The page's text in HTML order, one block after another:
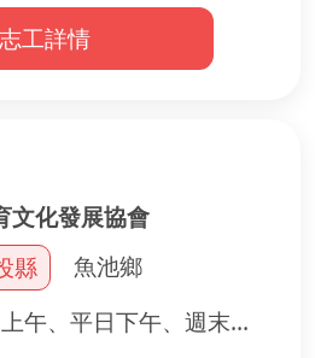
義賣品
小細節
為團隊的幕後英雄！
志工詳情
文化發展協會
縣
魚池鄉
平日上午、平日下午、週末上午、週末下午